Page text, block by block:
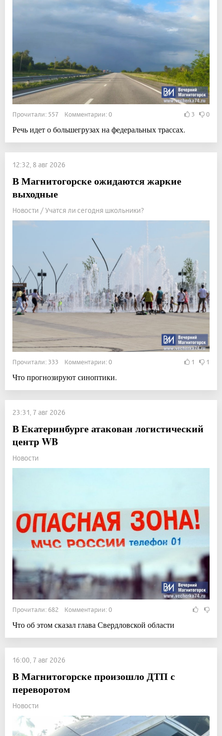
Прочитали: 557 Комментарии: 0 3 0
Речь идет о большегрузах на федеральных трассах.
12:32, 8 авг 2026
В Магнитогорске ожидаются жаркие
выходные
Новости / Учатся ли сегодня школьники?
Прочитали: 333 Комментарии: 0 1 1
Что прогнозируют синоптики.
23:31, 7 авг 2026
В Екатеринбурге атакован логистический
центр WB
Новости
Прочитали: 682 Комментарии: 0
Что об этом сказал глава Свердловской области
16:00, 7 авг 2026
В Магнитогорске произошло ДТП с
переворотом
Новости